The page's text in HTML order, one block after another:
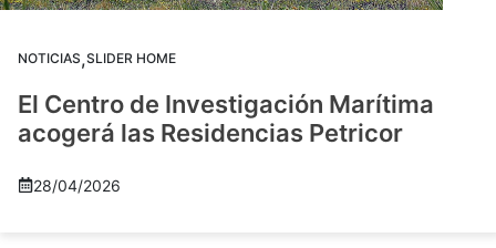
NOTICIAS,SLIDER HOME
El Centro de Investigación Marítima
acogerá las Residencias Petricor
28/04/2026